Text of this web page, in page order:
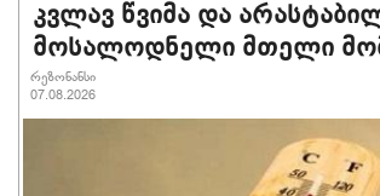
კვლავ წვიმა და
მოსალოდნელი მთელი
რეზონანსი
07.08.2026